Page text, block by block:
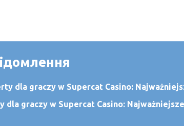
dla graczy w Supercat Casino: